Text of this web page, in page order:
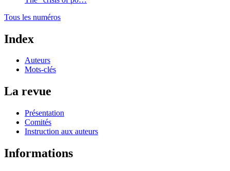
Tous les numéros
Index
Auteurs
Mots-clés
La revue
Présentation
Comités
Instruction aux auteurs
Informations